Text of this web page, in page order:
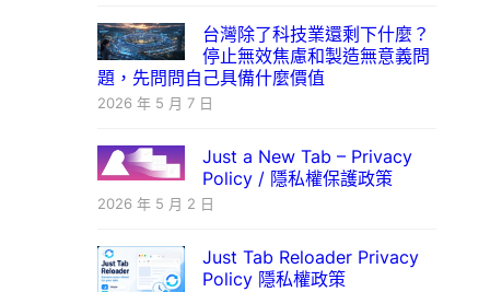
台灣除了科技業還剩下什麼？
停止無效焦慮和製造無意義問
題，先問問自己具備什麼價值
2026 年 5 月 7 日
Just a New Tab – Privacy
Policy / 隱私權保護政策
2026 年 5 月 2 日
Just Tab Reloader Privacy
Policy 隱私權政策